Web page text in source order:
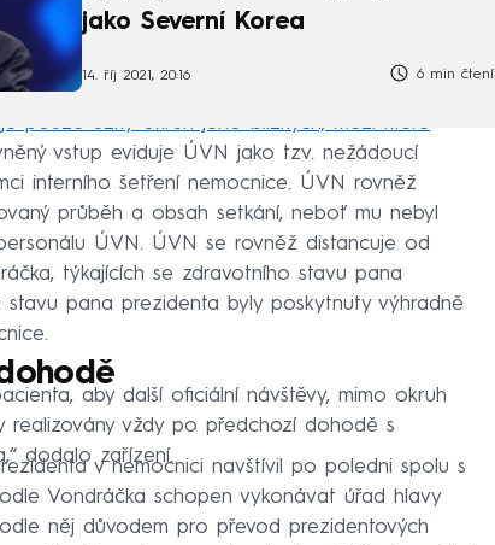
jako Severní Korea
14. říj 2021, 20:16 6 min čtení
pouze úzký okruh jeho blízkých, mezi které
vstup eviduje ÚVN jako tzv. nežádoucí
interního šetření nemocnice. ÚVN rovněž
průběh a obsah setkání, neboť mu nebyl
ÚVN. ÚVN se rovněž distancuje od
týkajících se zdravotního stavu pana
pana prezidenta byly poskytnuty výhradně
aby další oficiální návštěvy, mimo okruh
realizovány vždy po předchozí dohodě s
dodalo zařízení.
v nemocnici navštívil po poledni spolu s
Vondráčka schopen vykonávat úřad hlavy
něj důvodem pro převod prezidentových